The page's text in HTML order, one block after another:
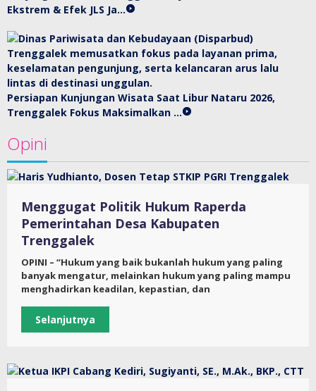
Ekstrem & Efek JLS Ja…
Persiapan Kunjungan Wisata Saat Libur Nataru 2026,
Trenggalek Fokus Maksimalkan …
Opini
Menggugat Politik Hukum Raperda
Pemerintahan Desa Kabupaten
Trenggalek
OPINI – “Hukum yang baik bukanlah hukum yang paling
banyak mengatur, melainkan hukum yang paling mampu
menghadirkan keadilan, kepastian, dan
Selanjutnya